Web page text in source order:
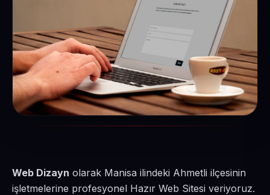
Web Dizayn olarak Manisa ilindeki Ahmetli ilçesinin
işletmelerine profesyonel Hazır Web Sitesi veriyoruz.